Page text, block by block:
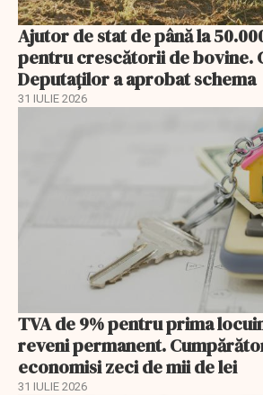
Ajutor de stat de până la
pentru crescătorii de bovine.
Deputaților a aprobat schema
31 IULIE 2026
TVA de 9% pentru prima
reveni permanent.
economisi zeci de mii de lei
31 IULIE 2026